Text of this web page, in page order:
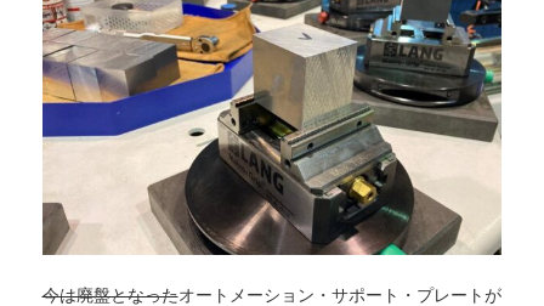
今は廃盤となったオートメーション・サポート・プレートが